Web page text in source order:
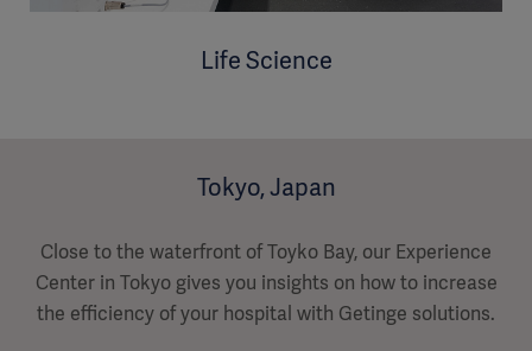
Life Science
Tokyo, Japan
Close to the waterfront of Toyko Bay, our Experience
Center in Tokyo gives you insights on how to increase
the efficiency of your hospital with Getinge solutions.